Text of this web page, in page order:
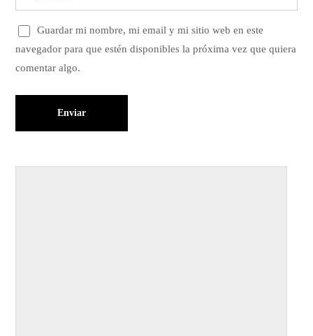
Guardar mi nombre, mi email y mi sitio web en este
navegador para que estén disponibles la próxima vez que quiera
comentar algo.